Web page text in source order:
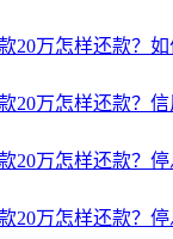
20万怎样还款？
20万怎样还款？
20万怎样还款？
20万怎样还款？